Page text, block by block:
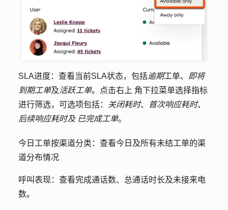
SLA进度：查看当前SLA状态，包括逾期工单、
即将
到期工单及活跃工单。点击右上 角下拉菜单选择指标
进行筛选，可选项包括：
关闭耗时、 首次响应耗时、
后续响应耗时及 已完成工单。
今日工单按渠道分类 ：查看今日及所有未结工单的渠
道分布情况
呼叫表现：查看完成通话数、总通话时长及未接来电
数。